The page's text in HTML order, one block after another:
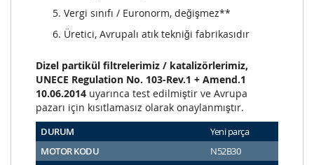
Vergi sınıfı / Euronorm, değişmez**
Üretici, Avrupalı atık tekniği fabrikasıdır
Dizel partikül filtrelerimiz / katalizörlerimiz,
UNECE Regulation No. 103-Rev.1 + Amend.1
10.06.2014 uyarınca test edilmiştir ve Avrupa
pazarı için kısıtlamasız olarak onaylanmıştır.
DURUM
Yeni parça
MOTOR KODU
N52B30